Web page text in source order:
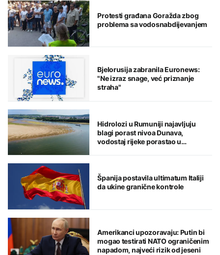
Protesti građana Goražda zbog
problema sa vodosnabdijevanjem
Bjelorusija zabranila Euronews:
"Ne izraz snage, već priznanje
straha"
Hidrolozi u Rumuniji najavljuju
blagi porast nivoa Dunava,
vodostaj rijeke porastao u
Španija postavila ultimatum Italiji
da ukine granične kontrole
Amerikanci upozoravaju: Putin bi
mogao testirati NATO ograničenim
napadom, najveći rizik od jeseni